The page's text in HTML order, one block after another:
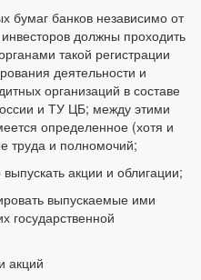
бумаг банков независимо от
должны проходить
такой регистрации
деятельности и
организаций в составе
и ТУ ЦБ; между этими
определенное (хотя и
труда и полномочий;
акции и облигации;
выпускаемые ими
государственной
акций